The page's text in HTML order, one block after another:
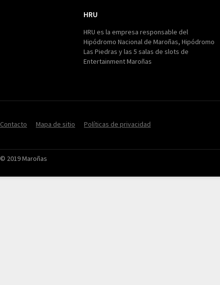
HRU
HRU es la empresa responsable del
Hipódromo Nacional de Maroñas, Hipódromo
Las Piedras y las 5 salas de slots de
Entertainment Maroñas
Contacto Mapa de sitio Políticas de privacidad
© 2019 Maroñas